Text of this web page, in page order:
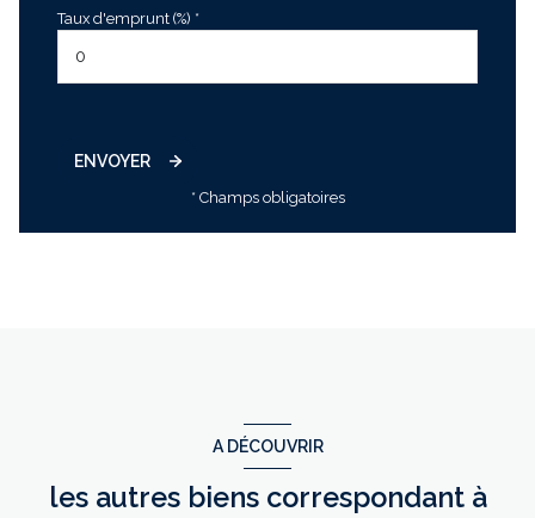
Taux d'emprunt (%) *
ENVOYER
* Champs obligatoires
A DÉCOUVRIR
les autres biens correspondant à